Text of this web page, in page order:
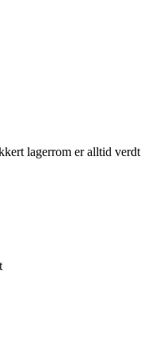
lagerrom er alltid verdt